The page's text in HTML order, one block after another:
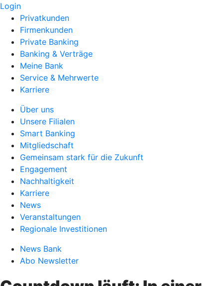
Login
Privatkunden
Firmenkunden
Private Banking
Banking & Verträge
Meine Bank
Service & Mehrwerte
Karriere
Über uns
Unsere Filialen
Smart Banking
Mitgliedschaft
Gemeinsam stark für die Zukunft
Engagement
Nachhaltigkeit
Karriere
News
Veranstaltungen
Regionale Investitionen
News Bank
Abo Newsletter